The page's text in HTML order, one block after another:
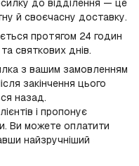
до відділення — це
й своєчасну доставку.
протягом 24 годин
святкових днів.
з вашим замовленням
закінчення цього
назад.
і пропонує
Ви можете оплатити
найзручніший